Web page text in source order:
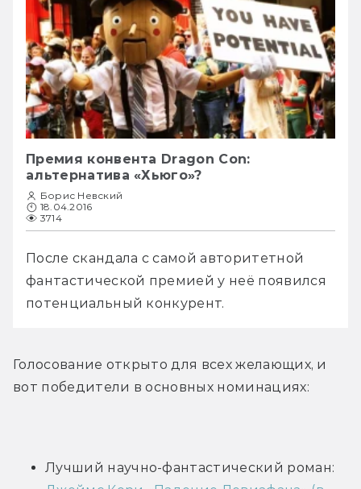
Премия конвента Dragon Con:
альтернатива «Хьюго»?
Борис Невский
18.04.2016
3714
После скандала с самой авторитетной
фантастической премией у неё появился
потенциальный конкурент.
Голосование открыто для всех желающих, и
вот победители в основных номинациях: